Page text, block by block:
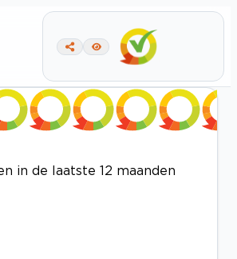
in de laatste 12 maanden